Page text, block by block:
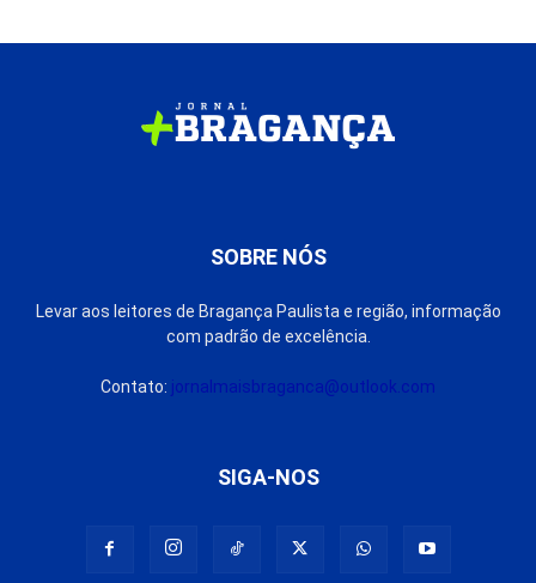
SOBRE NÓS
Levar aos leitores de Bragança Paulista e região, informação
com padrão de excelência.
Contato: jornalmaisbraganca@outlook.com
SIGA-NOS